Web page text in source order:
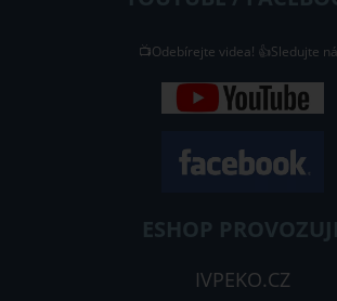
📺Odebírejte videa! 👍Sledujte
ESHOP
IVPEKO.CZ